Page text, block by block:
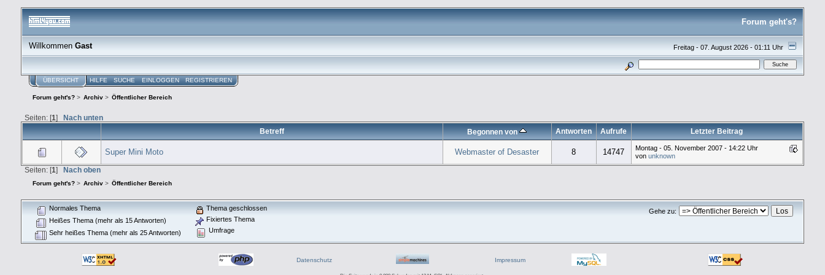
Forum geht's?
Freitag - 07. August 2026 - 01:11 Uhr
WillkommenGast
ÜBERSICHT HILFE SUCHE EINLOGGEN REGISTRIEREN
Forum geht's?> Archiv > Öffentlicher Bereich
Seiten: [1] Nach unten
Betreff
Begonnen von Antworten Aufrufe Letzter Beitrag
Super Mini Moto Webmaster of Desaster 8 14747
Montag - 05. November 2007 - 14:22 Uhr
vonunknown
Seiten: [1] Nach oben
Forum geht's?> Archiv > Öffentlicher Bereich
Gehe zu:
Normales Thema
Heißes Thema (mehr als 15 Antworten)
Sehr heißes Thema (mehr als 25 Antworten)
Thema geschlossen
Fixiertes Thema
Umfrage
Datenschutz Impressum